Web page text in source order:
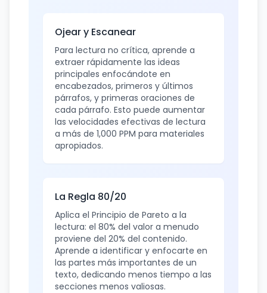
Ojear y Escanear
Para lectura no crítica, aprende a
extraer rápidamente las ideas
principales enfocándote en
encabezados, primeros y últimos
párrafos, y primeras oraciones de
cada párrafo. Esto puede aumentar
las velocidades efectivas de lectura
a más de 1,000 PPM para materiales
apropiados.
La Regla 80/20
Aplica el Principio de Pareto a la
lectura: el 80% del valor a menudo
proviene del 20% del contenido.
Aprende a identificar y enfocarte en
las partes más importantes de un
texto, dedicando menos tiempo a las
secciones menos valiosas.